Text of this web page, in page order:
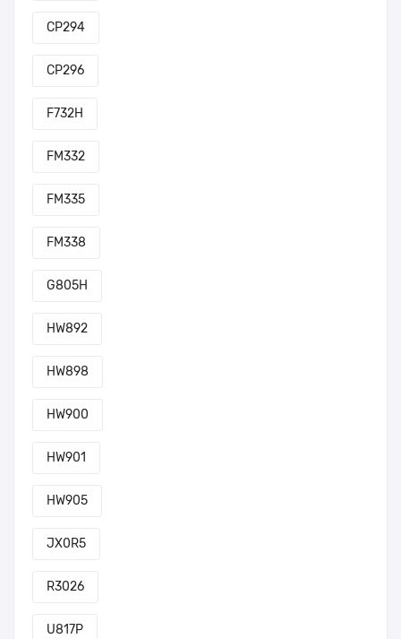
CP294
CP296
F732H
FM332
FM335
FM338
G805H
HW892
HW898
HW900
HW901
HW905
JX0R5
R3026
U817P